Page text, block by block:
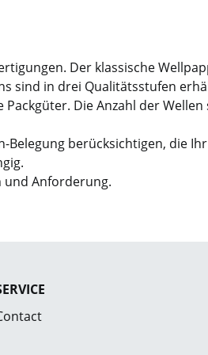
Der klassische
sind in drei Qualitätsstufen
Die Anzahl der Wellen
berücksichtigen, die
und Anforderung.